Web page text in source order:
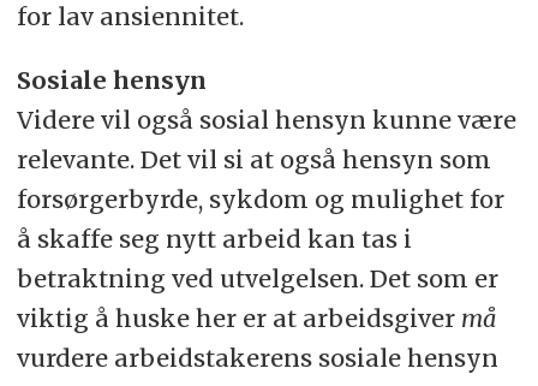
for lav ansiennitet.
Sosiale hensyn
Videre vil også sosial hensyn kunne være
relevante. Det vil si at også hensyn som
forsørgerbyrde, sykdom og mulighet for
å skaffe seg nytt arbeid kan tas i
betraktning ved utvelgelsen. Det som er
viktig å huske her er at arbeidsgiver må
vurdere arbeidstakerens sosiale hensyn